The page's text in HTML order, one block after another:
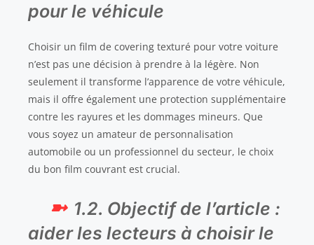
pour le véhicule
Choisir un film de covering texturé pour votre voiture
n’est pas une décision à prendre à la légère. Non
seulement il transforme l’apparence de votre véhicule,
mais il offre également une protection supplémentaire
contre les rayures et les dommages mineurs. Que
vous soyez un amateur de personnalisation
automobile ou un professionnel du secteur, le choix
du bon film couvrant est crucial.
1.2. Objectif de l’article :
aider les lecteurs à choisir le